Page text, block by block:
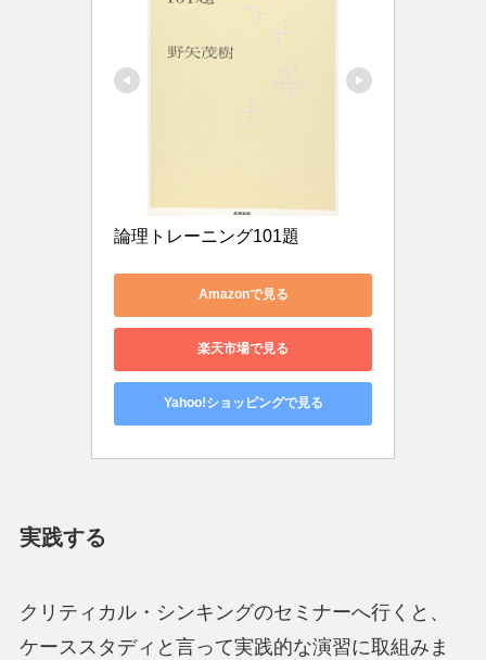
論理トレーニング101題
Amazonで見る
楽天市場で見る
Yahoo!ショッピングで見る
実践する
クリティカル・シンキングのセミナーへ行くと、
ケーススタディと言って実践的な演習に取組みま